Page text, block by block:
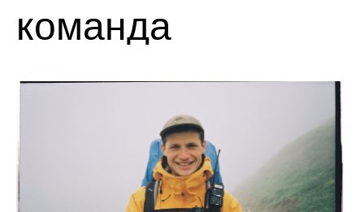
команда